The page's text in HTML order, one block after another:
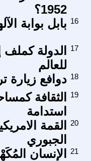
1952؟
بابل بوابة 16
الدولة كملف
للعالم
17
دوافع زيارة 18
الثقافة
استدامة
19
القمة
الجبوري
20
الإنسان 21